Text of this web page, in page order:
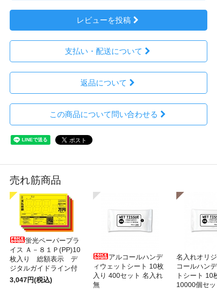
レビューを投稿
支払い・配送について
返品について
この商品について問い合わせる
売れ筋商品
蛍光ペーパープラ
イス Ａ－８１Ｐ(PP)10
枚入り 総額表示 デ
ジタルガイドライン付
3,047円(税込)
アルコールハンデ
ィウェットシート 10枚
入り 400セット 名入れ
無
名入れオリ
コールハン
トシート 10
10000個セ